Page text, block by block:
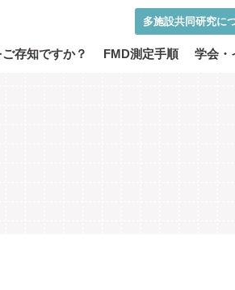
存知ですか？ FMD測定手順 学会・
多施設共同研究に